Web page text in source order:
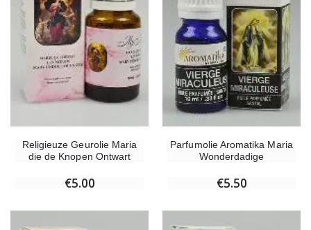
Religieuze Geurolie Maria
die de Knopen Ontwart
€5.00
Parfumolie Aromatika Maria
Wonderdadige
€5.50
-10%
Beeld Maria Wonderdadige Verlicht
€15.00 €13.50
-20%
€24.90 €19.92
-20%
€15.00